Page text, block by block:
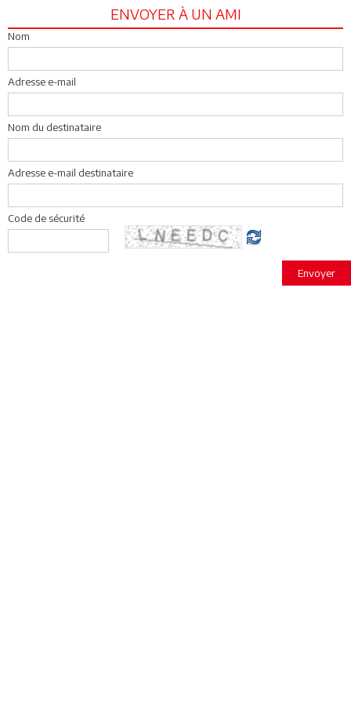
ENVOYER À UN AMI
Nom
Adresse e-mail
Nom du destinataire
Adresse e-mail destinataire
Code de sécurité
Envoyer